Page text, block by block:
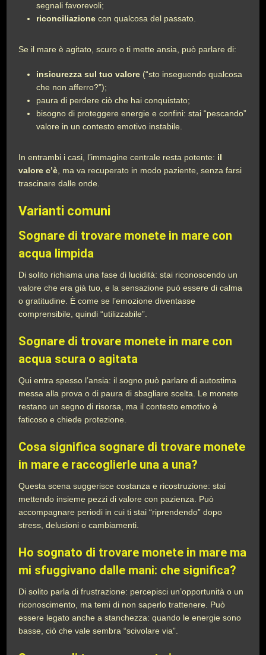
segnali favorevoli;
riconciliazione con qualcosa del passato.
Se il mare è agitato, scuro o ti mette ansia, può parlare di:
insicurezza sul tuo valore (“sto inseguendo qualcosa
che non afferro?”);
paura di perdere ciò che hai conquistato;
bisogno di proteggere energie e confini: stai “pescando”
valore in un contesto emotivo instabile.
In entrambi i casi, l’immagine centrale resta potente: il
valore c’è , ma va recuperato in modo paziente, senza farsi
trascinare dalle onde.
Varianti comuni
Sognare di trovare monete in mare con
acqua limpida
Di solito richiama una fase di lucidità: stai riconoscendo un
valore che era già tuo, e la sensazione può essere di calma
o gratitudine. È come se l’emozione diventasse
comprensibile, quindi “utilizzabile”.
Sognare di trovare monete in mare con
acqua scura o agitata
Qui entra spesso l’ansia: il sogno può parlare di autostima
messa alla prova o di paura di sbagliare scelta. Le monete
restano un segno di risorsa, ma il contesto emotivo è
faticoso e chiede protezione.
Cosa significa sognare di trovare monete
in mare e raccoglierle una a una?
Questa scena suggerisce costanza e ricostruzione: stai
mettendo insieme pezzi di valore con pazienza. Può
accompagnare periodi in cui ti stai “riprendendo” dopo
stress, delusioni o cambiamenti.
Ho sognato di trovare monete in mare ma
mi sfuggivano dalle mani: che significa?
Di solito parla di frustrazione: percepisci un’opportunità o un
riconoscimento, ma temi di non saperlo trattenere. Può
essere legato anche a stanchezza: quando le energie sono
basse, ciò che vale sembra “scivolare via”.